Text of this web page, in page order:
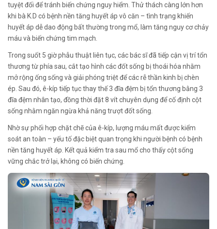
tuyệt đối để tránh biến chứng nguy hiểm. Thử thách càng lớn hơn
khi bà K.D có bệnh nền tăng huyết áp vô căn – tình trạng khiến
huyết áp dễ dao động bất thường trong mổ, làm tăng nguy cơ chảy
máu và biến chứng tim mạch.
Trong suốt 5 giờ phẫu thuật liên tục, các bác sĩ đã tiếp cận vị trí tổn
thương từ phía sau, cắt tạo hình các đốt sống bị thoái hóa nhằm
mở rộng ống sống và giải phóng triệt để các rễ thần kinh bị chèn
ép. Sau đó, ê-kíp tiếp tục thay thế 3 đĩa đệm bị tổn thương bằng 3
đĩa đệm nhân tạo, đồng thời đặt 8 vít chuyên dụng để cố định cột
sống nhằm ngăn ngừa khả năng trượt đốt sống.
Nhờ sự phối hợp chặt chẽ của ê-kíp, lượng máu mất được kiểm
soát an toàn – yếu tố đặc biệt quan trọng khi người bệnh có bệnh
nền tăng huyết áp. Kết quả kiểm tra sau mổ cho thấy cột sống
vững chắc trở lại, không có biến chứng.